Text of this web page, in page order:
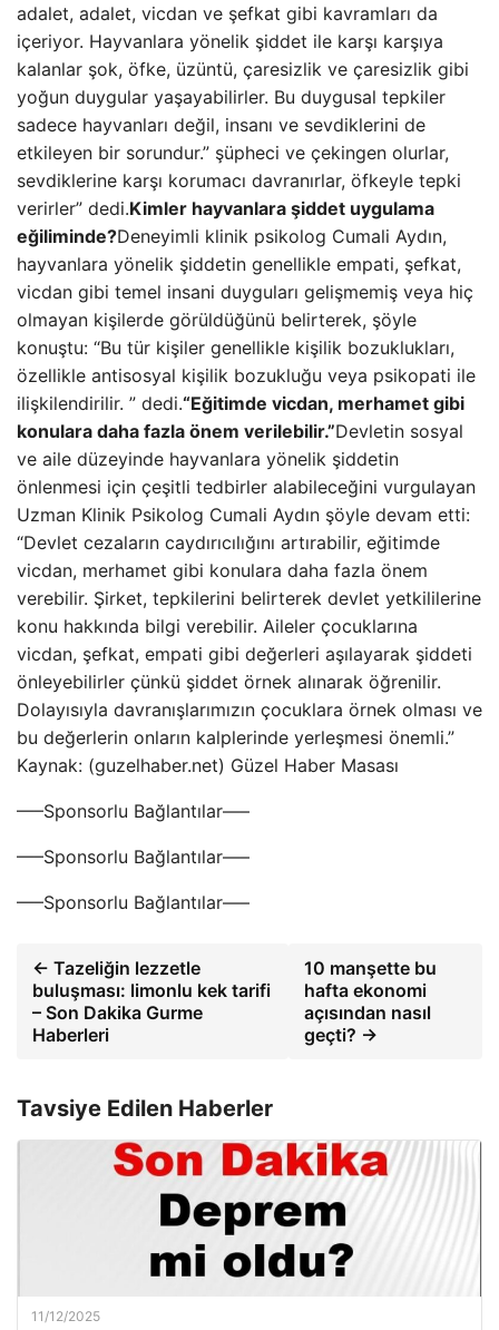
adalet, adalet, vicdan ve şefkat gibi kavramları da
içeriyor. Hayvanlara yönelik şiddet ile karşı karşıya
kalanlar şok, öfke, üzüntü, çaresizlik ve çaresizlik gibi
yoğun duygular yaşayabilirler. Bu duygusal tepkiler
sadece hayvanları değil, insanı ve sevdiklerini de
etkileyen bir sorundur.” şüpheci ve çekingen olurlar,
sevdiklerine karşı korumacı davranırlar, öfkeyle tepki
verirler” dedi.Kimler hayvanlara şiddet uygulama
eğiliminde?Deneyimli klinik psikolog Cumali Aydın,
hayvanlara yönelik şiddetin genellikle empati, şefkat,
vicdan gibi temel insani duyguları gelişmemiş veya hiç
olmayan kişilerde görüldüğünü belirterek, şöyle
konuştu: “Bu tür kişiler genellikle kişilik bozuklukları,
özellikle antisosyal kişilik bozukluğu veya psikopati ile
ilişkilendirilir. ” dedi.“Eğitimde vicdan, merhamet gibi
konulara daha fazla önem verilebilir.”Devletin sosyal
ve aile düzeyinde hayvanlara yönelik şiddetin
önlenmesi için çeşitli tedbirler alabileceğini vurgulayan
Uzman Klinik Psikolog Cumali Aydın şöyle devam etti:
“Devlet cezaların caydırıcılığını artırabilir, eğitimde
vicdan, merhamet gibi konulara daha fazla önem
verebilir. Şirket, tepkilerini belirterek devlet yetkililerine
konu hakkında bilgi verebilir. Aileler çocuklarına
vicdan, şefkat, empati gibi değerleri aşılayarak şiddeti
önleyebilirler çünkü şiddet örnek alınarak öğrenilir.
Dolayısıyla davranışlarımızın çocuklara örnek olması ve
bu değerlerin onların kalplerinde yerleşmesi önemli.”
Kaynak: (guzelhaber.net) Güzel Haber Masası
—–Sponsorlu Bağlantılar—–
—–Sponsorlu Bağlantılar—–
—–Sponsorlu Bağlantılar—–
← Tazeliğin lezzetle
buluşması: limonlu kek tarifi
– Son Dakika Gurme
Haberleri
10 manşette bu
hafta ekonomi
açısından nasıl
geçti? →
Tavsiye Edilen Haberler
11/12/2025